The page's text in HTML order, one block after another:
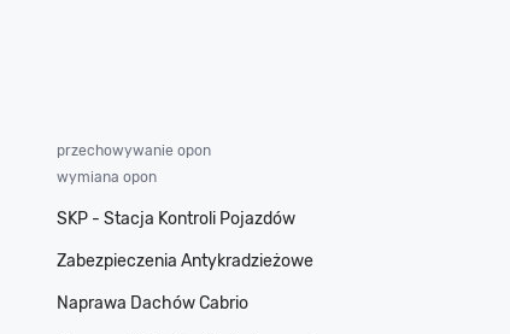
przechowywanie opon
wymiana opon
SKP - Stacja Kontroli Pojazdów
Zabezpieczenia Antykradzieżowe
Naprawa Dachów Cabrio